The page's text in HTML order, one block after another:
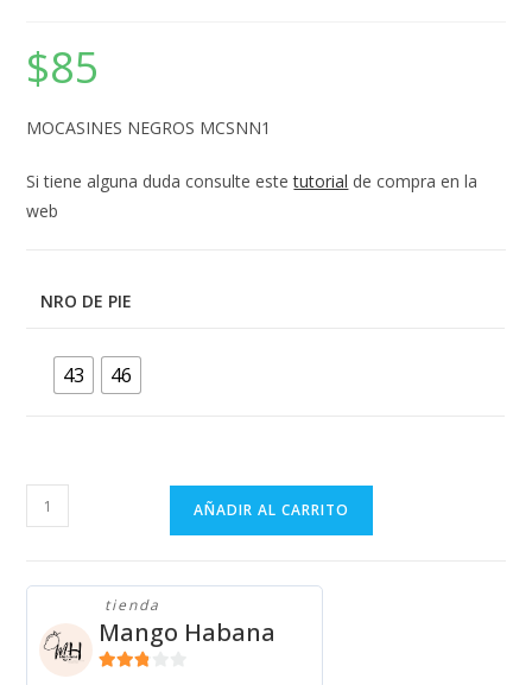
$85
MOCASINES NEGROS MCSNN1
Si tiene alguna duda consulte estetutorial de compra en la
web
NRO DE PIE
43 46
MOCASINES
NEGROS
cantidad
AÑADIR AL CARRITO
tienda
Mango Habana